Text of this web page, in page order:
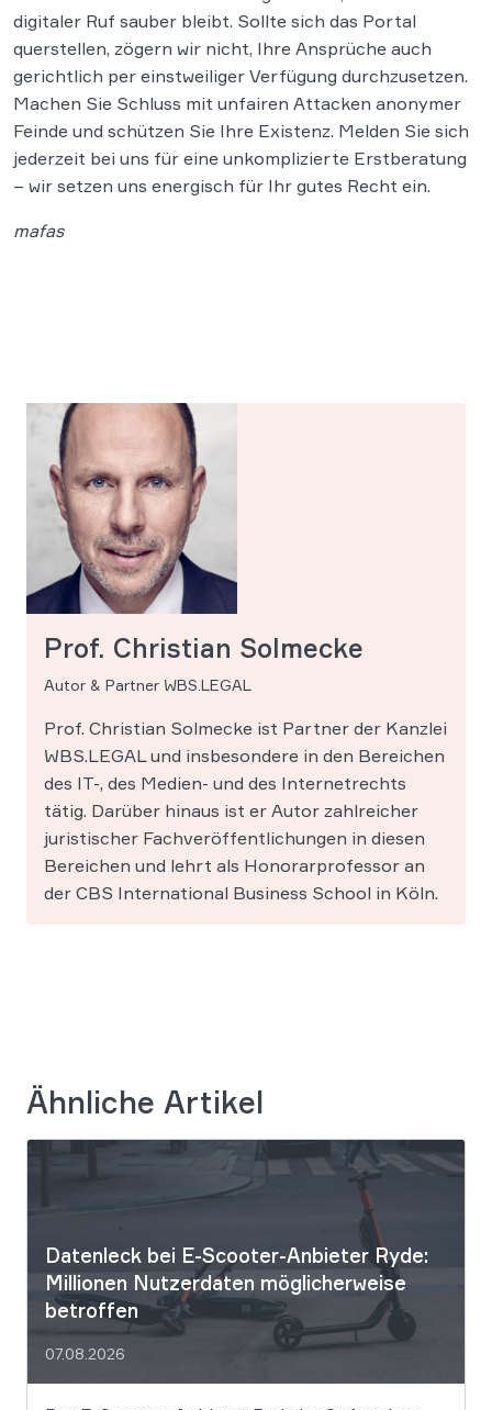
digitaler Ruf sauber bleibt. Sollte sich das Portal
querstellen, zögern wir nicht, Ihre Ansprüche auch
gerichtlich per einstweiliger Verfügung durchzusetzen.
Machen Sie Schluss mit unfairen Attacken anonymer
Feinde und schützen Sie Ihre Existenz. Melden Sie sich
jederzeit bei uns für eine unkomplizierte Erstberatung
– wir setzen uns energisch für Ihr gutes Recht ein.
mafas
Prof. Christian Solmecke
Autor & Partner WBS.LEGAL
Prof. Christian Solmecke ist Partner der Kanzlei
WBS.LEGAL und insbesondere in den Bereichen
des IT-, des Medien- und des Internetrechts
tätig. Darüber hinaus ist er Autor zahlreicher
juristischer Fachveröffentlichungen in diesen
Bereichen und lehrt als Honorarprofessor an
der CBS International Business School in Köln.
Ähnliche Artikel
Datenleck bei E-Scooter-Anbieter Ryde:
Millionen Nutzerdaten möglicherweise
betroffen
07.08.2026